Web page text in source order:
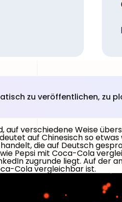
zu veröffentlichen, zu
verschiedene Weise
auf Chinesisch so
die auf Deutsch
Pepsi mit Coca-Cola
zugrunde liegt. Auf der
Cola vergleichbar ist.